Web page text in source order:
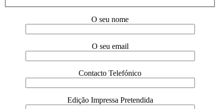
O seu nome
O seu email
Contacto Telefónico
Edição Impressa Pretendida